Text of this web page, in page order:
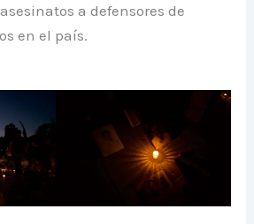
a defensores de
en el país.